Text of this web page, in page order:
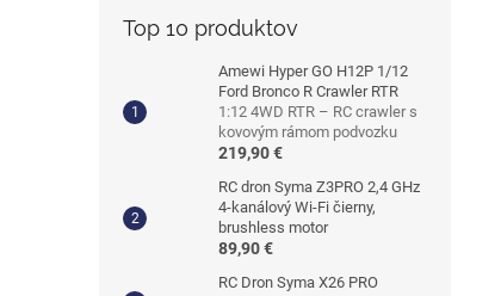
Top 10 produktov
Amewi Hyper GO H12P 1/12
Ford Bronco R Crawler RTR
1:12 4WD RTR – RC crawler s
kovovým rámom podvozku
219,90 €
RC dron Syma Z3PRO 2,4 GHz
4-kanálový Wi-Fi čierny,
brushless motor
89,90 €
RC Dron Syma X26 PRO